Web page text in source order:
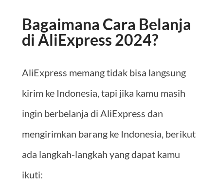
Bagaimana Cara Belanja
di AliExpress 2024?
AliExpress memang tidak bisa langsung
kirim ke Indonesia, tapi jika kamu masih
ingin berbelanja di AliExpress dan
mengirimkan barang ke Indonesia, berikut
ada langkah-langkah yang dapat kamu
ikuti: